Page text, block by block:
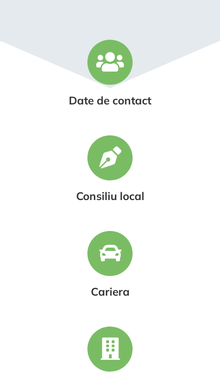
Date de contact
Consiliu local
Cariera